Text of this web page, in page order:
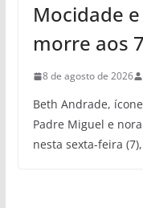
Mocidade
morre aos
8 de agosto de 2026
Beth Andrade,
Padre Miguel e
nesta sexta-feira